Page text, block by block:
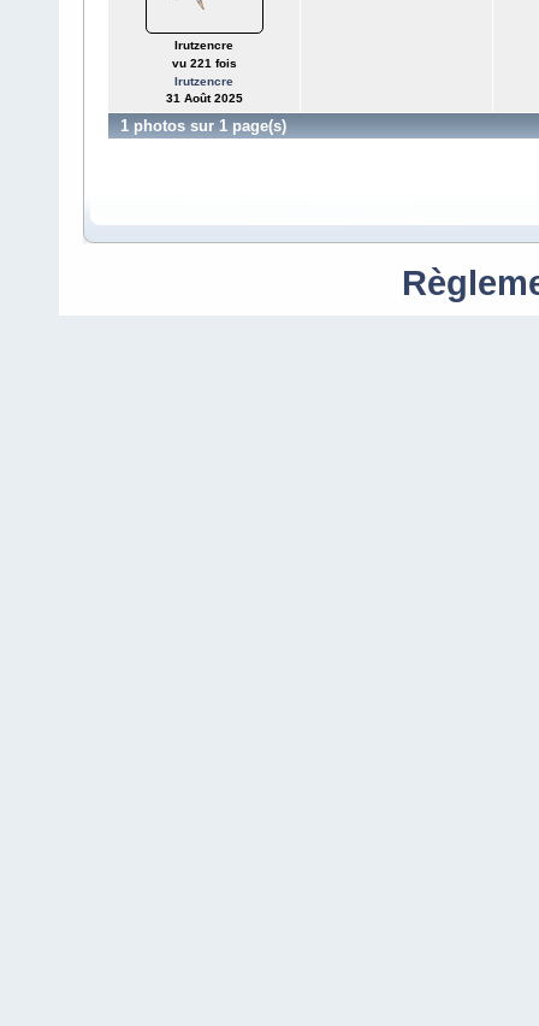
Irutzencre
vu 221 fois
Irutzencre
31 Août 2025
1 photos sur 1 page(s)